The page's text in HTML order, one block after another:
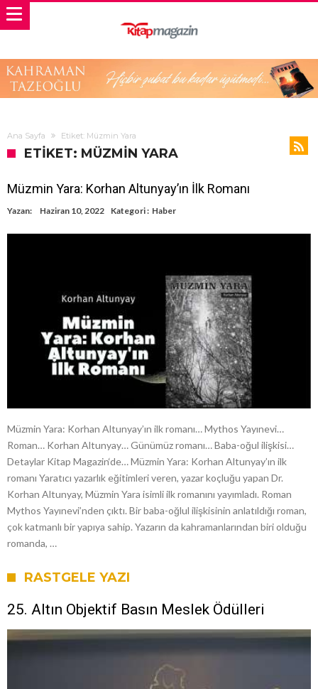
Ana Sayfa Etiket: Müzmin Yara
ETIKET: MÜZMIN YARA
Müzmin Yara: Korhan Altunyay’ın İlk Romanı
Yazan: Haziran 10, 2022 Kategori : Haber
Müzmin Yara: Korhan Altunyay’ın ilk romanı… Mythos Yayınevi…
Roman… Korhan Altunyay… Günümüz romanı… Baba-oğul ilişkisi…
Detaylar Kitap Magazin‘de… Müzmin Yara: Korhan Altunyay’ın ilk
romanı Yaratıcı yazarlık eğitimleri veren, yazar koçluğu yapan Dr.
Korhan Altunyay, Müzmin Yara isimli ilk romanını yayımladı. Roman
Mythos Yayınevi’nden çıktı. Bir baba-oğlul ilişkisinin anlatıldığı roman,
çok katmanlı bir yapıya sahip. Yazarın da kahramanlarından biri olduğu
romanda, …
RASTGELE YAZI
25. Altın Objektif Basın Meslek Ödülleri